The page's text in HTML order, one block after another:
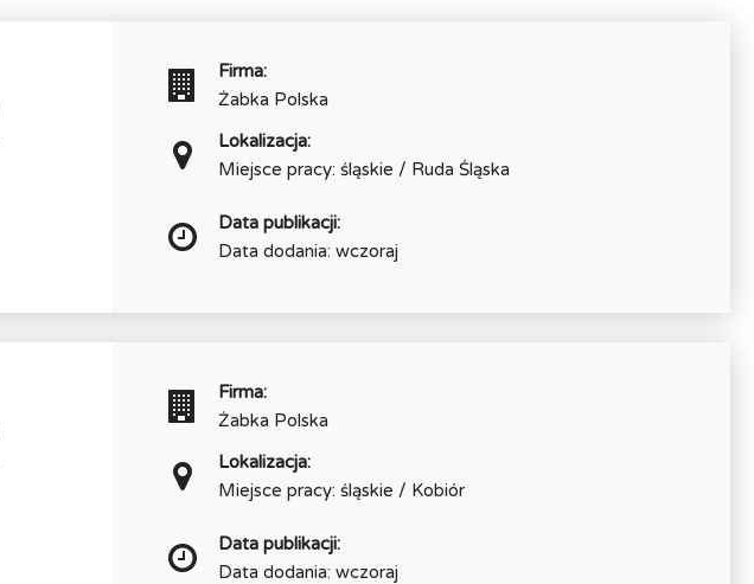
Firma:
Żabka Polska
Lokalizacja:
Miejsce pracy: śląskie / Ruda Śląska
Data publikacji:
Data dodania: wczoraj
Firma:
Żabka Polska
Lokalizacja:
Miejsce pracy: śląskie / Kobiór
Data publikacji:
Data dodania: wczoraj